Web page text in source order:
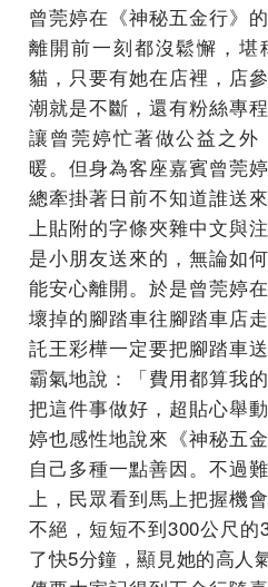
曾莞婷在《神秘五金行》
離開前一刻都沒鬆懈，
貓，只要有她在店裡，店
潮就是不斷，還有粉絲專
讓曾莞婷忙著做公益之
暖。但身為客座嘉賓曾莞
總牽掛著日前不知道誰送
上貼附的字條夾雜中文與
是小朋友送來的，無論如
能安心離開。於是曾莞婷
壞掉的腳踏車往腳踏車店
託王彩樺一定要把腳踏車
霸氣地說：「費用都算我
把這件事做好，超貼心舉
婷也感性地說來《神秘五
自己多種一點善因。不過
上，民眾看到馬上把握機
不絕，短短不到300公尺
了快5分鐘，顯見她的高人